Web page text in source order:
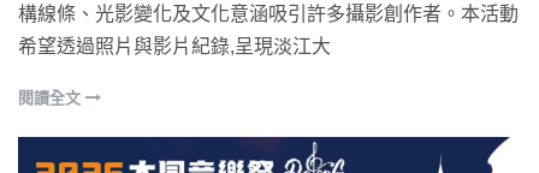
構線條、光影變化及文化意涵吸引許多攝影創作者。本活動
希望透過照片與影片紀錄,呈現淡江大
閱讀全文